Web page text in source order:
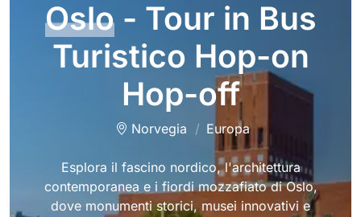
Oslo- Tour in Bus
Turistico Hop-on
Hop-off
Norvegia Europa
Esplora il fascino nordico, l'architettura
contemporanea e i fiordi mozzafiato di Oslo,
dove monumenti storici, musei innovativi e